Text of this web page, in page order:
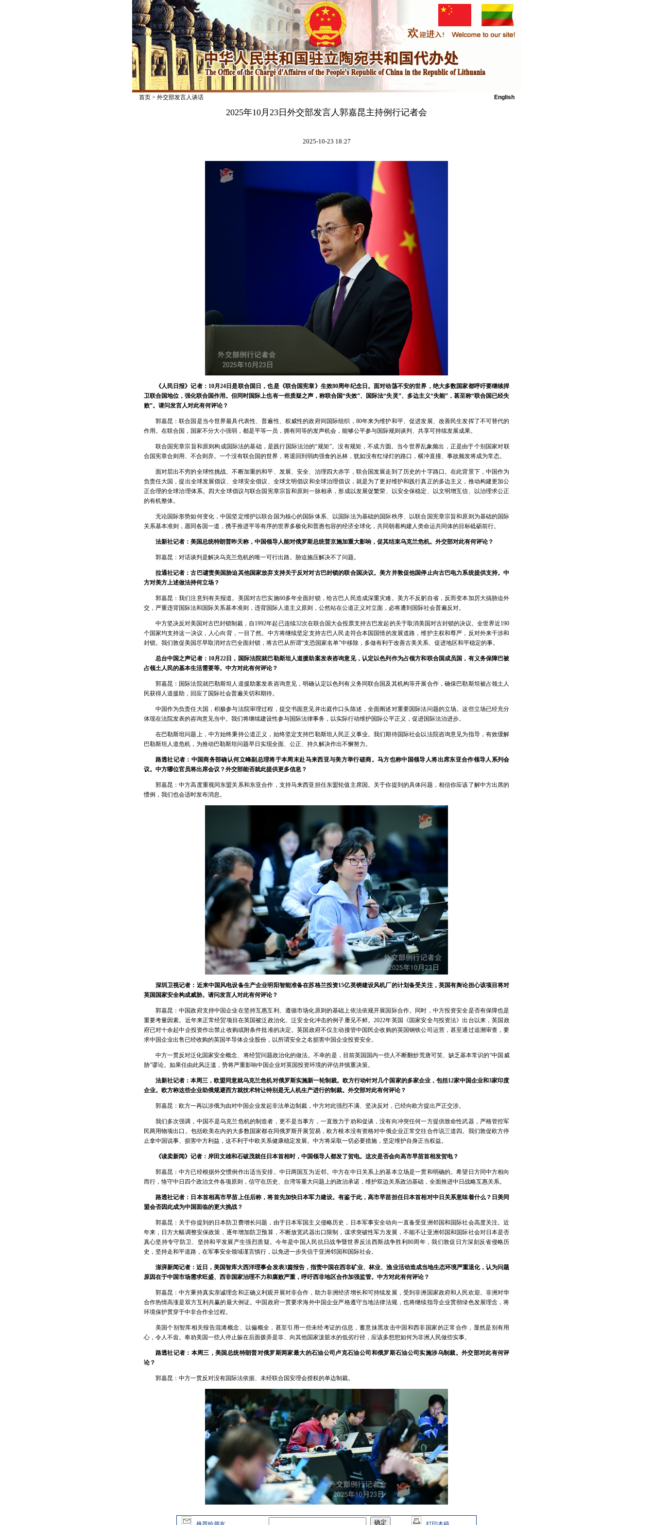
首页> 外交部发言人谈话 English
2025年10月23日外交部发言人郭嘉昆主持例行记者会
2025-10-23 18:27
《人民日报》记者：10月24日是联合国日，也是《联合国宪章》生效80周年纪念日。面对动荡不安的世界，绝大多数国家都呼吁要继续捍
卫联合国地位，强化联合国作用。但同时国际上也有一些质疑之声，称联合国“失效”、国际法“失灵”、多边主义“失能”，甚至称“联合国已经失
败”。请问发言人对此有何评论？
郭嘉昆：联合国是当今世界最具代表性、普遍性、权威性的政府间国际组织，80年来为维护和平、促进发展、改善民生发挥了不可替代的
作用。在联合国，国家不分大小强弱，都是平等一员，拥有同等的发声机会，能够公平参与国际规则谈判、共享可持续发展成果。
联合国宪章宗旨和原则构成国际法的基础，是践行国际法治的“规矩”。没有规矩，不成方圆。当今世界乱象频出，正是由于个别国家对联
合国宪章合则用、不合则弃。一个没有联合国的世界，将退回到弱肉强食的丛林，犹如没有红绿灯的路口，横冲直撞、事故频发将成为常态。
面对层出不穷的全球性挑战、不断加重的和平、发展、安全、治理四大赤字，联合国发展走到了历史的十字路口。在此背景下，中国作为
负责任大国，提出全球发展倡议、全球安全倡议、全球文明倡议和全球治理倡议，就是为了更好维护和践行真正的多边主义，推动构建更加公
正合理的全球治理体系。四大全球倡议与联合国宪章宗旨和原则一脉相承，形成以发展促繁荣、以安全保稳定、以文明增互信、以治理求公正
的有机整体。
无论国际形势如何变化，中国坚定维护以联合国为核心的国际体系、以国际法为基础的国际秩序、以联合国宪章宗旨和原则为基础的国际
关系基本准则，愿同各国一道，携手推进平等有序的世界多极化和普惠包容的经济全球化，共同朝着构建人类命运共同体的目标砥砺前行。
法新社记者：美国总统特朗普昨天称，中国领导人能对俄罗斯总统普京施加重大影响，促其结束乌克兰危机。外交部对此有何评论？
郭嘉昆：对话谈判是解决乌克兰危机的唯一可行出路。胁迫施压解决不了问题。
拉通社记者：古巴谴责美国胁迫其他国家放弃支持关于反对对古巴封锁的联合国决议。美方并敦促他国停止向古巴电力系统提供支持。中
方对美方上述做法持何立场？
郭嘉昆：我们注意到有关报道。美国对古巴实施60多年全面封锁，给古巴人民造成深重灾难。美方不反躬自省，反而变本加厉大搞胁迫外
交，严重违背国际法和国际关系基本准则，违背国际人道主义原则，公然站在公道正义对立面，必将遭到国际社会普遍反对。
中方坚决反对美国对古巴封锁制裁，自1992年起已连续32次在联合国大会投票支持古巴发起的关于取消美国对古封锁的决议。全世界近190
个国家均支持这一决议，人心向背，一目了然。中方将继续坚定支持古巴人民走符合本国国情的发展道路，维护主权和尊严，反对外来干涉和
封锁。我们敦促美国尽早取消对古巴全面封锁，将古巴从所谓“支恐国家名单”中移除，多做有利于改善古美关系、促进地区和平稳定的事。
总台中国之声记者：10月22日，国际法院就巴勒斯坦人道援助案发表咨询意见，认定以色列作为占领方和联合国成员国，有义务保障巴被
占领土人民的基本生活需要等。中方对此有何评论？
郭嘉昆：国际法院就巴勒斯坦人道援助案发表咨询意见，明确认定以色列有义务同联合国及其机构等开展合作，确保巴勒斯坦被占领土人
民获得人道援助，回应了国际社会普遍关切和期待。
中国作为负责任大国，积极参与法院审理过程，提交书面意见并出庭作口头陈述，全面阐述对重要国际法问题的立场。这些立场已经充分
体现在法院发表的咨询意见当中。我们将继续建设性参与国际法律事务，以实际行动维护国际公平正义，促进国际法治进步。
在巴勒斯坦问题上，中方始终秉持公道正义，始终坚定支持巴勒斯坦人民正义事业。我们期待国际社会以法院咨询意见为指导，有效缓解
巴勒斯坦人道危机，为推动巴勒斯坦问题早日实现全面、公正、持久解决作出不懈努力。
路透社记者：中国商务部确认何立峰副总理将于本周末赴马来西亚与美方举行磋商。马方也称中国领导人将出席东亚合作领导人系列会
议。中方哪位官员将出席会议？外交部能否就此提供更多信息？
郭嘉昆：中方高度重视同东盟关系和东亚合作，支持马来西亚担任东盟轮值主席国。关于你提到的具体问题，相信你应该了解中方出席的
惯例，我们也会适时发布消息。
深圳卫视记者：近来中国风电设备生产企业明阳智能准备在苏格兰投资15亿英镑建设风机厂的计划备受关注，英国有舆论担心该项目将对
英国国家安全构成威胁。请问发言人对此有何评论？
郭嘉昆：中国政府支持中国企业在坚持互惠互利、遵循市场化原则的基础上依法依规开展国际合作。同时，中方投资安全是否有保障也是
重要考量因素。近年来正常经贸项目在英国被泛政治化、泛安全化冲击的例子屡见不鲜。2022年英国《国家安全与投资法》出台以来，英国政
府已对十余起中企投资作出禁止收购或附条件批准的决定。英国政府不仅主动接管中国民企收购的英国钢铁公司运营，甚至通过追溯审查，要
求中国企业出售已经收购的英国半导体企业股份，以所谓安全之名损害中国企业投资安全。
中方一贯反对泛化国家安全概念、将经贸问题政治化的做法。不幸的是，目前英国国内一些人不断翻炒荒唐可笑、缺乏基本常识的“中国威
胁”谬论。如果任由此风泛滥，势将严重影响中国企业对英国投资环境的评估并慎重决策。
法新社记者：本周三，欧盟同意就乌克兰危机对俄罗斯实施新一轮制裁。欧方行动针对几个国家的多家企业，包括12家中国企业和3家印度
企业。欧方称这些企业助俄规避西方就技术转让特别是无人机生产进行的制裁。外交部对此有何评论？
郭嘉昆：欧方一再以涉俄为由对中国企业发起非法单边制裁，中方对此强烈不满、坚决反对，已经向欧方提出严正交涉。
我们多次强调，中国不是乌克兰危机的制造者，更不是当事方，一直致力于劝和促谈，没有向冲突任何一方提供致命性武器，严格管控军
民两用物项出口。包括欧美在内的大多数国家都在同俄罗斯开展贸易，欧方根本没有资格对中俄企业正常交往合作说三道四。我们敦促欧方停
止拿中国说事、损害中方利益，这不利于中欧关系健康稳定发展。中方将采取一切必要措施，坚定维护自身正当权益。
《读卖新闻》记者：岸田文雄和石破茂就任日本首相时，中国领导人都发了贺电。这次是否会向高市早苗首相发贺电？
郭嘉昆：中方已经根据外交惯例作出适当安排。中日两国互为近邻。中方在中日关系上的基本立场是一贯和明确的。希望日方同中方相向
而行，恪守中日四个政治文件各项原则，信守在历史、台湾等重大问题上的政治承诺，维护双边关系政治基础，全面推进中日战略互惠关系。
路透社记者：日本首相高市早苗上任后称，将首先加快日本军力建设。有鉴于此，高市早苗担任日本首相对中日关系意味着什么？日美同
盟会否因此成为中国面临的更大挑战？
郭嘉昆：关于你提到的日本防卫费增长问题，由于日本军国主义侵略历史，日本军事安全动向一直备受亚洲邻国和国际社会高度关注。近
年来，日方大幅调整安保政策，逐年增加防卫预算，不断放宽武器出口限制，谋求突破性军力发展，不能不让亚洲邻国和国际社会对日本是否
真心坚持专守防卫、坚持和平发展产生强烈质疑。今年是中国人民抗日战争暨世界反法西斯战争胜利80周年，我们敦促日方深刻反省侵略历
史，坚持走和平道路，在军事安全领域谨言慎行，以免进一步失信于亚洲邻国和国际社会。
澎湃新闻记者：近日，美国智库大西洋理事会发表3篇报告，指责中国在西非矿业、林业、渔业活动造成当地生态环境严重退化，认为问题
原因在于中国市场需求旺盛、西非国家治理不力和腐败严重，呼吁西非地区合作加强监管。中方对此有何评论？
郭嘉昆：中方秉持真实亲诚理念和正确义利观开展对非合作，助力非洲经济增长和可持续发展，受到非洲国家政府和人民欢迎。非洲对华
合作热情高涨是双方互利共赢的最大例证。中国政府一贯要求海外中国企业严格遵守当地法律法规，也将继续指导企业贯彻绿色发展理念，将
环境保护贯穿于中非合作全过程。
美国个别智库相关报告混淆概念、以偏概全，甚至引用一些未经考证的信息，蓄意抹黑攻击中国和西非国家的正常合作，显然是别有用
心，令人不齿。奉劝美国一些人停止躲在后面拨弄是非、向其他国家泼脏水的低劣行径，应该多想想如何为非洲人民做些实事。
路透社记者：本周三，美国总统特朗普对俄罗斯两家最大的石油公司卢克石油公司和俄罗斯石油公司实施涉乌制裁。外交部对此有何评
论？
郭嘉昆：中方一贯反对没有国际法依据、未经联合国安理会授权的单边制裁。